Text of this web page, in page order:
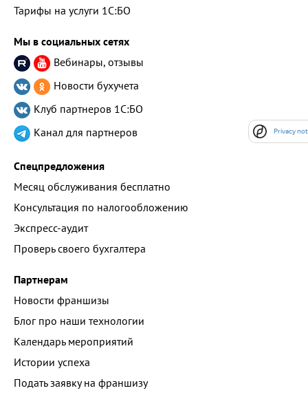
Тарифы на услуги 1С:БО
Мы в социальных сетях
Вебинары, отзывы
Новости бухучета
Клуб партнеров 1С:БО
Канал для партнеров
Спецпредложения
Месяц обслуживания бесплатно
Консультация по налогообложению
Экспресс-аудит
Проверь своего бухгалтера
Партнерам
Новости франшизы
Блог про наши технологии
Календарь мероприятий
Истории успеха
Подать заявку на франшизу
Privacy